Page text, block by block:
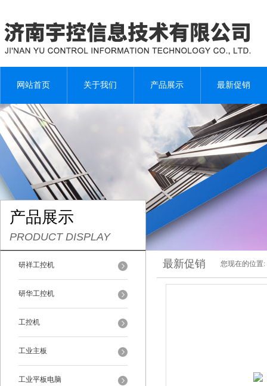
网站首页 关于我们 产品展示 最新促销
产品展示
PRODUCT DISPLAY
研祥工控机
研华工控机
工控机
工业主板
工业平板电脑
最新促销 您现在的位置: